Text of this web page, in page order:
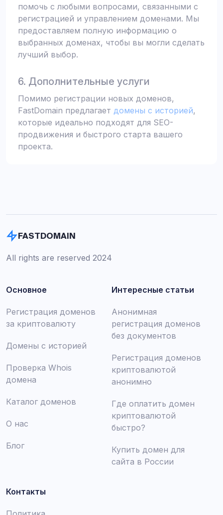
помочь с любыми вопросами, связанными с
регистрацией и управлением доменами. Мы
предоставляем полную информацию о
выбранных доменах, чтобы вы могли сделать
лучший выбор.
6. Дополнительные услуги
Помимо регистрации новых доменов,
FastDomain предлагает домены с историей,
которые идеально подходят для SEO-
продвижения и быстрого старта вашего
проекта.
FASTDOMAIN
All rights are reserved 2024
Основное
Регистрация доменов
за криптовалюту
Домены с историей
Проверка Whois
домена
Каталог доменов
О нас
Блог
Интересные статьи
Анонимная
регистрация доменов
без документов
Регистрация доменов
криптовалютой
анонимно
Где оплатить домен
криптовалютой
быстро?
Купить домен для
сайта в России
Контакты